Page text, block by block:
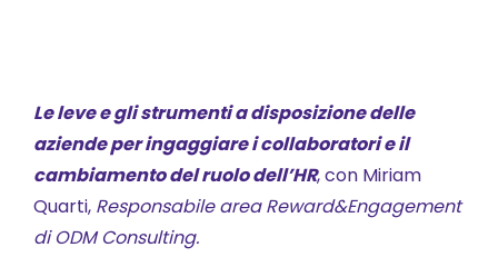
Le leve e gli strumenti a disposizione delle
aziende per ingaggiare i collaboratori e il
cambiamento del ruolo dell’HR, con Miriam
Quarti, Responsabile area Reward&Engagement
di ODM Consulting.